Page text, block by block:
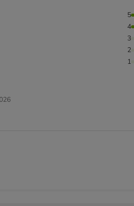
50% das pessoas avaliaram5
4
3
2
1